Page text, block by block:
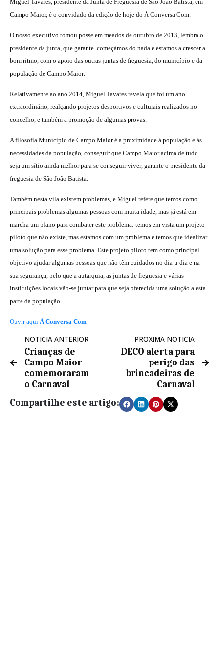
Miguel Tavares, presidente da Junta de Freguesia de São João Batista, em
Campo Maior, é o convidado da edição de hoje do À Conversa Com.
O nosso executivo tomou posse em meados de outubro de 2013, lembra o
presidente da junta, que garante  começámos do nada e estamos a crescer a
bom ritmo, com o apoio das outras juntas de freguesia, do município e da
população de Campo Maior.
Relativamente ao ano 2014, Miguel Tavares revela que foi um ano
extraordinário, realçando projetos desportivos e culturais realizados no
concelho, e também a promoção de algumas provas.
A filosofia Munícipio de Campo Maior é a proximidade à população e às
necessidades da população, conseguir que Campo Maior acima de tudo
seja um sítio ainda melhor para se conseguir viver, garante o presidente da
freguesia de São João Batista.
Também nesta vila existem problemas, e Miguel refere que temos como
principais problemas algumas pessoas com muita idade, mas já está em
marcha um plano para combater este problema: temos em vista um projeto
piloto que não existe, mas estamos com um problema e temos que idealizar
uma solução para esse problema. Este projeto piloto tem como principal
objetivo ajudar algumas pessoas que não têm cuidados no dia-a-dia e na
sua segurança, pelo que a autarquia, as juntas de freguesia e várias
instituições locais vão-se juntar para que seja oferecida uma solução a esta
parte da população.
Ouvir aqui À Conversa Com
NOTÍCIA ANTERIOR
Crianças de
Campo Maior
comemoraram
o Carnaval
PRÓXIMA NOTÍCIA
DECO alerta para
perigo das
brincadeiras de
Carnaval
Compartilhe este artigo: